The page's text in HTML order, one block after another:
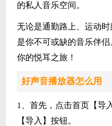
的私人音乐空间。
无论是通勤路上、运动
是你不可或缺的音乐伴
你的悦耳之旅！
好声音播放器怎么用
1、首先，点击首页【导
【导入】按钮。